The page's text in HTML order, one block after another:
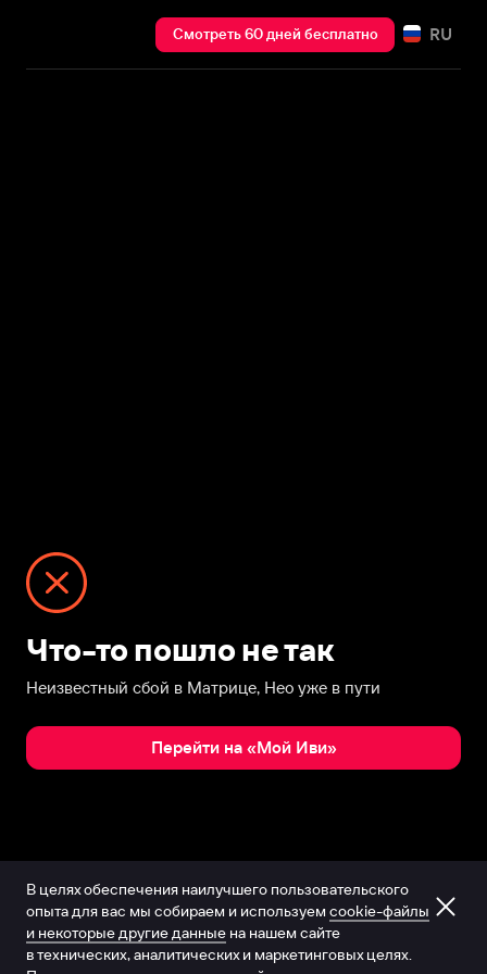
Смотреть 60 дней бесплатно RU
Что-то пошло не так
Неизвестный сбой в Матрице, Нео уже в пути
Перейти на «Мой Иви»
В целях обеспечения наилучшего пользовательского
опыта для вас мы собираем и используем cookie-файлы
и некоторые другие данные на нашем сайте
в технических, аналитических и маркетинговых целях.